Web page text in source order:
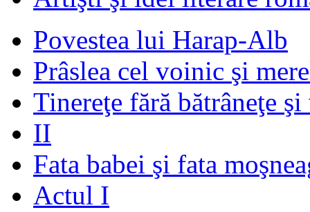
Povestea lui Harap-Alb
Prâslea cel voinic şi
Tinereţe fără bătrâneţe
II
Fata babei şi fata
Actul I